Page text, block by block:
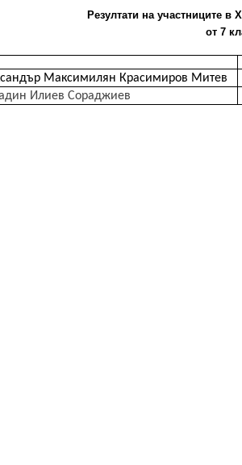
Резултати на участниците в
от 7
Максимилян Красимиров Митев
Илиев Сораджиев